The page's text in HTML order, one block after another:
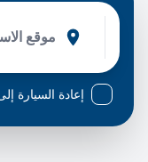
إعادة السيارة